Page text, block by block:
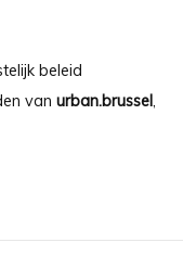
beleid
van urban.brussel,